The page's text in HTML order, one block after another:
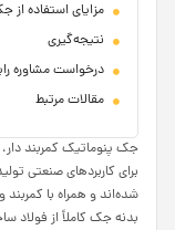
مزایای استفاده از
نتیجه‌گیری
درخواست مشاوره
مقالات مرتبط
جک پنوماتیک کمربند
شده‌اند و همراه با کمربند
بدنه جک کاملاً از فولاد